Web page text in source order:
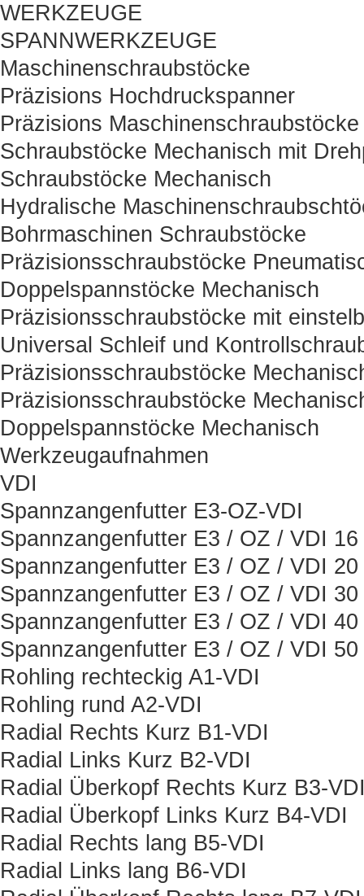
WERKZEUGE
SPANNWERKZEUGE
Maschinenschraubstöcke
Präzisions Hochdruckspanner
Präzisions Maschinenschraubstöcke
Schraubstöcke Mechanisch mit
Schraubstöcke Mechanisch
Hydralische
Bohrmaschinen Schraubstöcke
Präzisionsschraubstöcke
Doppelspannstöcke Mechanisch
Präzisionsschraubstöcke mit
Universal Schleif und
Präzisionsschraubstöcke
Präzisionsschraubstöcke
Doppelspannstöcke Mechanisch
Werkzeugaufnahmen
VDI
Spannzangenfutter E3-OZ-VDI
Spannzangenfutter E3 / OZ / VDI 16
Spannzangenfutter E3 / OZ / VDI 20
Spannzangenfutter E3 / OZ / VDI 30
Spannzangenfutter E3 / OZ / VDI 40
Spannzangenfutter E3 / OZ / VDI 50
Rohling rechteckig A1-VDI
Rohling rund A2-VDI
Radial Rechts Kurz B1-VDI
Radial Links Kurz B2-VDI
Radial Überkopf Rechts Kurz B3-
Radial Überkopf Links Kurz B4-VDI
Radial Rechts lang B5-VDI
Radial Links lang B6-VDI